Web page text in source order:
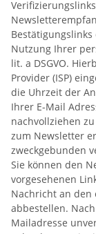
Nutzung Ihrer
lit. a DSGVO.
Provider (ISP)
die Uhrzeit der
Ihrer E-Mail
nachvollziehen
zum Newsletter
zweckgebunden
Sie können den
vorgesehenen
Nachricht an den
abbestellen.
Mailadresse